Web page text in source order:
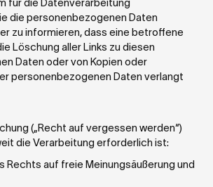
für die Datenverarbeitung
die personenbezogenen Daten
zu informieren, dass eine betroffene
Löschung aller Links zu diesen
Daten oder von Kopien oder
personenbezogenen Daten verlangt
(„Recht auf vergessen werden“)
die Verarbeitung erforderlich ist:
Rechts auf freie Meinungsäußerung und